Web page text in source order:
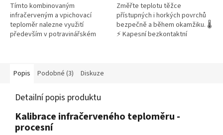
Tímto kombinovaným
infračerveným a vpichovací
teploměr nalezne využití
především v potravinářském
Změřte teplotu těžce
přístupných i horkých povrchů
bezpečně a během okamžiku. 🌡️
⚡ Kapesní bezkontaktní
Popis
Podobné (3) Diskuze
Detailní popis produktu
Kalibrace infračerveného teploměru -
procesní